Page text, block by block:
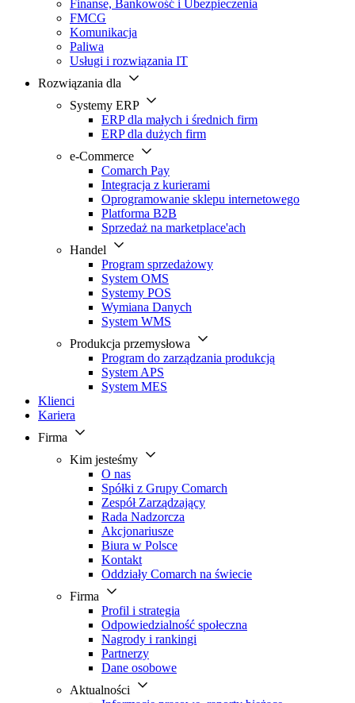
Finanse, Bankowość i Ubezpieczenia
FMCG
Komunikacja
Paliwa
Usługi i rozwiązania IT
Rozwiązania dla
Systemy ERP
ERP dla małych i średnich firm
ERP dla dużych firm
e-Commerce
Comarch Pay
Integracja z kurierami
Oprogramowanie sklepu internetowego
Platforma B2B
Sprzedaż na marketplace'ach
Handel
Program sprzedażowy
System OMS
Systemy POS
Wymiana Danych
System WMS
Produkcja przemysłowa
Program do zarządzania produkcją
System APS
System MES
Klienci
Kariera
Firma
Kim jesteśmy
O nas
Spółki z Grupy Comarch
Zespół Zarządzający
Rada Nadzorcza
Akcjonariusze
Biura w Polsce
Kontakt
Oddziały Comarch na świecie
Firma
Profil i strategia
Odpowiedzialność społeczna
Nagrody i rankingi
Partnerzy
Dane osobowe
Aktualności